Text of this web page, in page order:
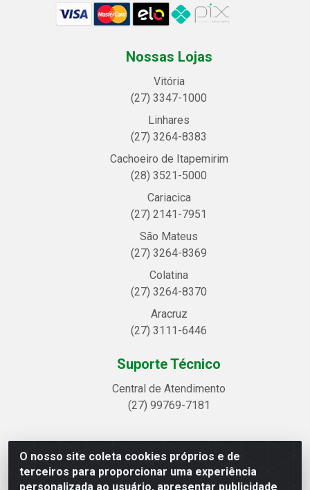
O nosso site coleta cookies próprios e de
terceiros para proporcionar uma experiência
personalizada ao usuário, apresentar publicidade
Nossas Lojas
Vitória
(27) 3347-1000
Linhares
(27) 3264-8383
Cachoeiro de Itapemirim
(28) 3521-5000
Cariacica
(27) 2141-7951
São Mateus
(27) 3264-8369
Colatina
(27) 3264-8370
Aracruz
(27) 3111-6446
Suporte Técnico
Central de Atendimento
(27) 99769-7181
Linhavix Distribuidora LTDA - Avenida Alegre, 2521 -
Quadra314 Lote 05 e 07 - Shell, Linhares/ES - CEP